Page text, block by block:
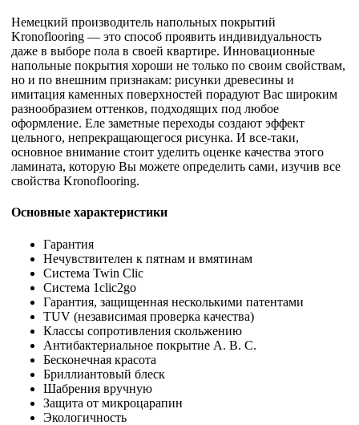
Немецкий производитель напольных покрытий
Kronoflooring — это способ проявить индивидуальность
даже в выборе пола в своей квартире. Инновационные
напольные покрытия хороши не только по своим свойствам,
но и по внешним признакам: рисунки древесины и
имитация каменных поверхностей порадуют Вас широким
разнообразием оттенков, подходящих под любое
оформление. Еле заметные переходы создают эффект
цельного, непрекращающегося рисунка. И все-таки,
основное внимание стоит уделить оценке качества этого
ламината, которую Вы можете определить сами, изучив все
свойства Kronoflooring.
Основные характеристики
Гарантия
Нечувствителен к пятнам и вмятинам
Система Twin Clic
Система 1clic2go
Гарантия, защищенная несколькими патентами
TUV (независимая проверка качества)
Классы сопротивления скольжению
Антибактериальное покрытие A. B. C.
Бесконечная красота
Бриллиантовый блеск
Шабрения вручную
Защита от микроцарапин
Экологичность